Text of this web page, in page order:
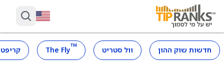
חדשות שוק ההון וול סטריט ™
The Fly